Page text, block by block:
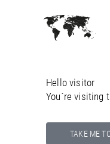
Hello visitor
You`re visiting
TAKE ME